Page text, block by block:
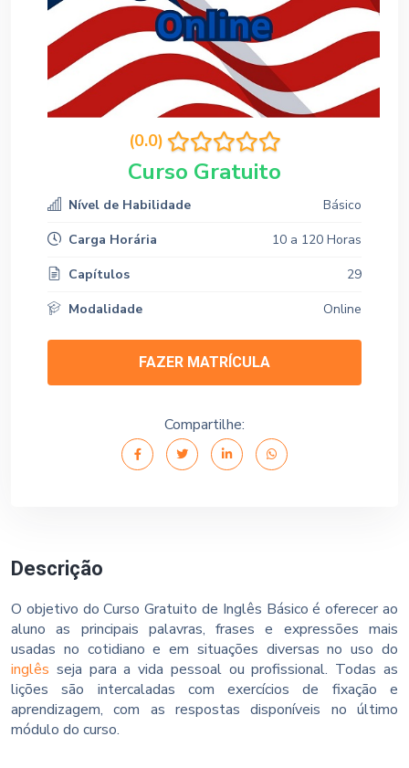
Descrição
O objetivo do Curso Gratuito de Inglês Básico é oferecer ao
aluno as principais palavras, frases e expressões mais
usadas no cotidiano e em situações diversas no uso do
inglês seja para a vida pessoal ou profissional. Todas as
lições são intercaladas com exercícios de fixação e
aprendizagem, com as respostas disponíveis no último
módulo do curso.
(0.0)
Curso Gratuito
Nível de Habilidade
Básico
Carga Horária
10 a 120 Horas
Capítulos
29
Modalidade
Online
FAZER MATRÍCULA
Compartilhe: